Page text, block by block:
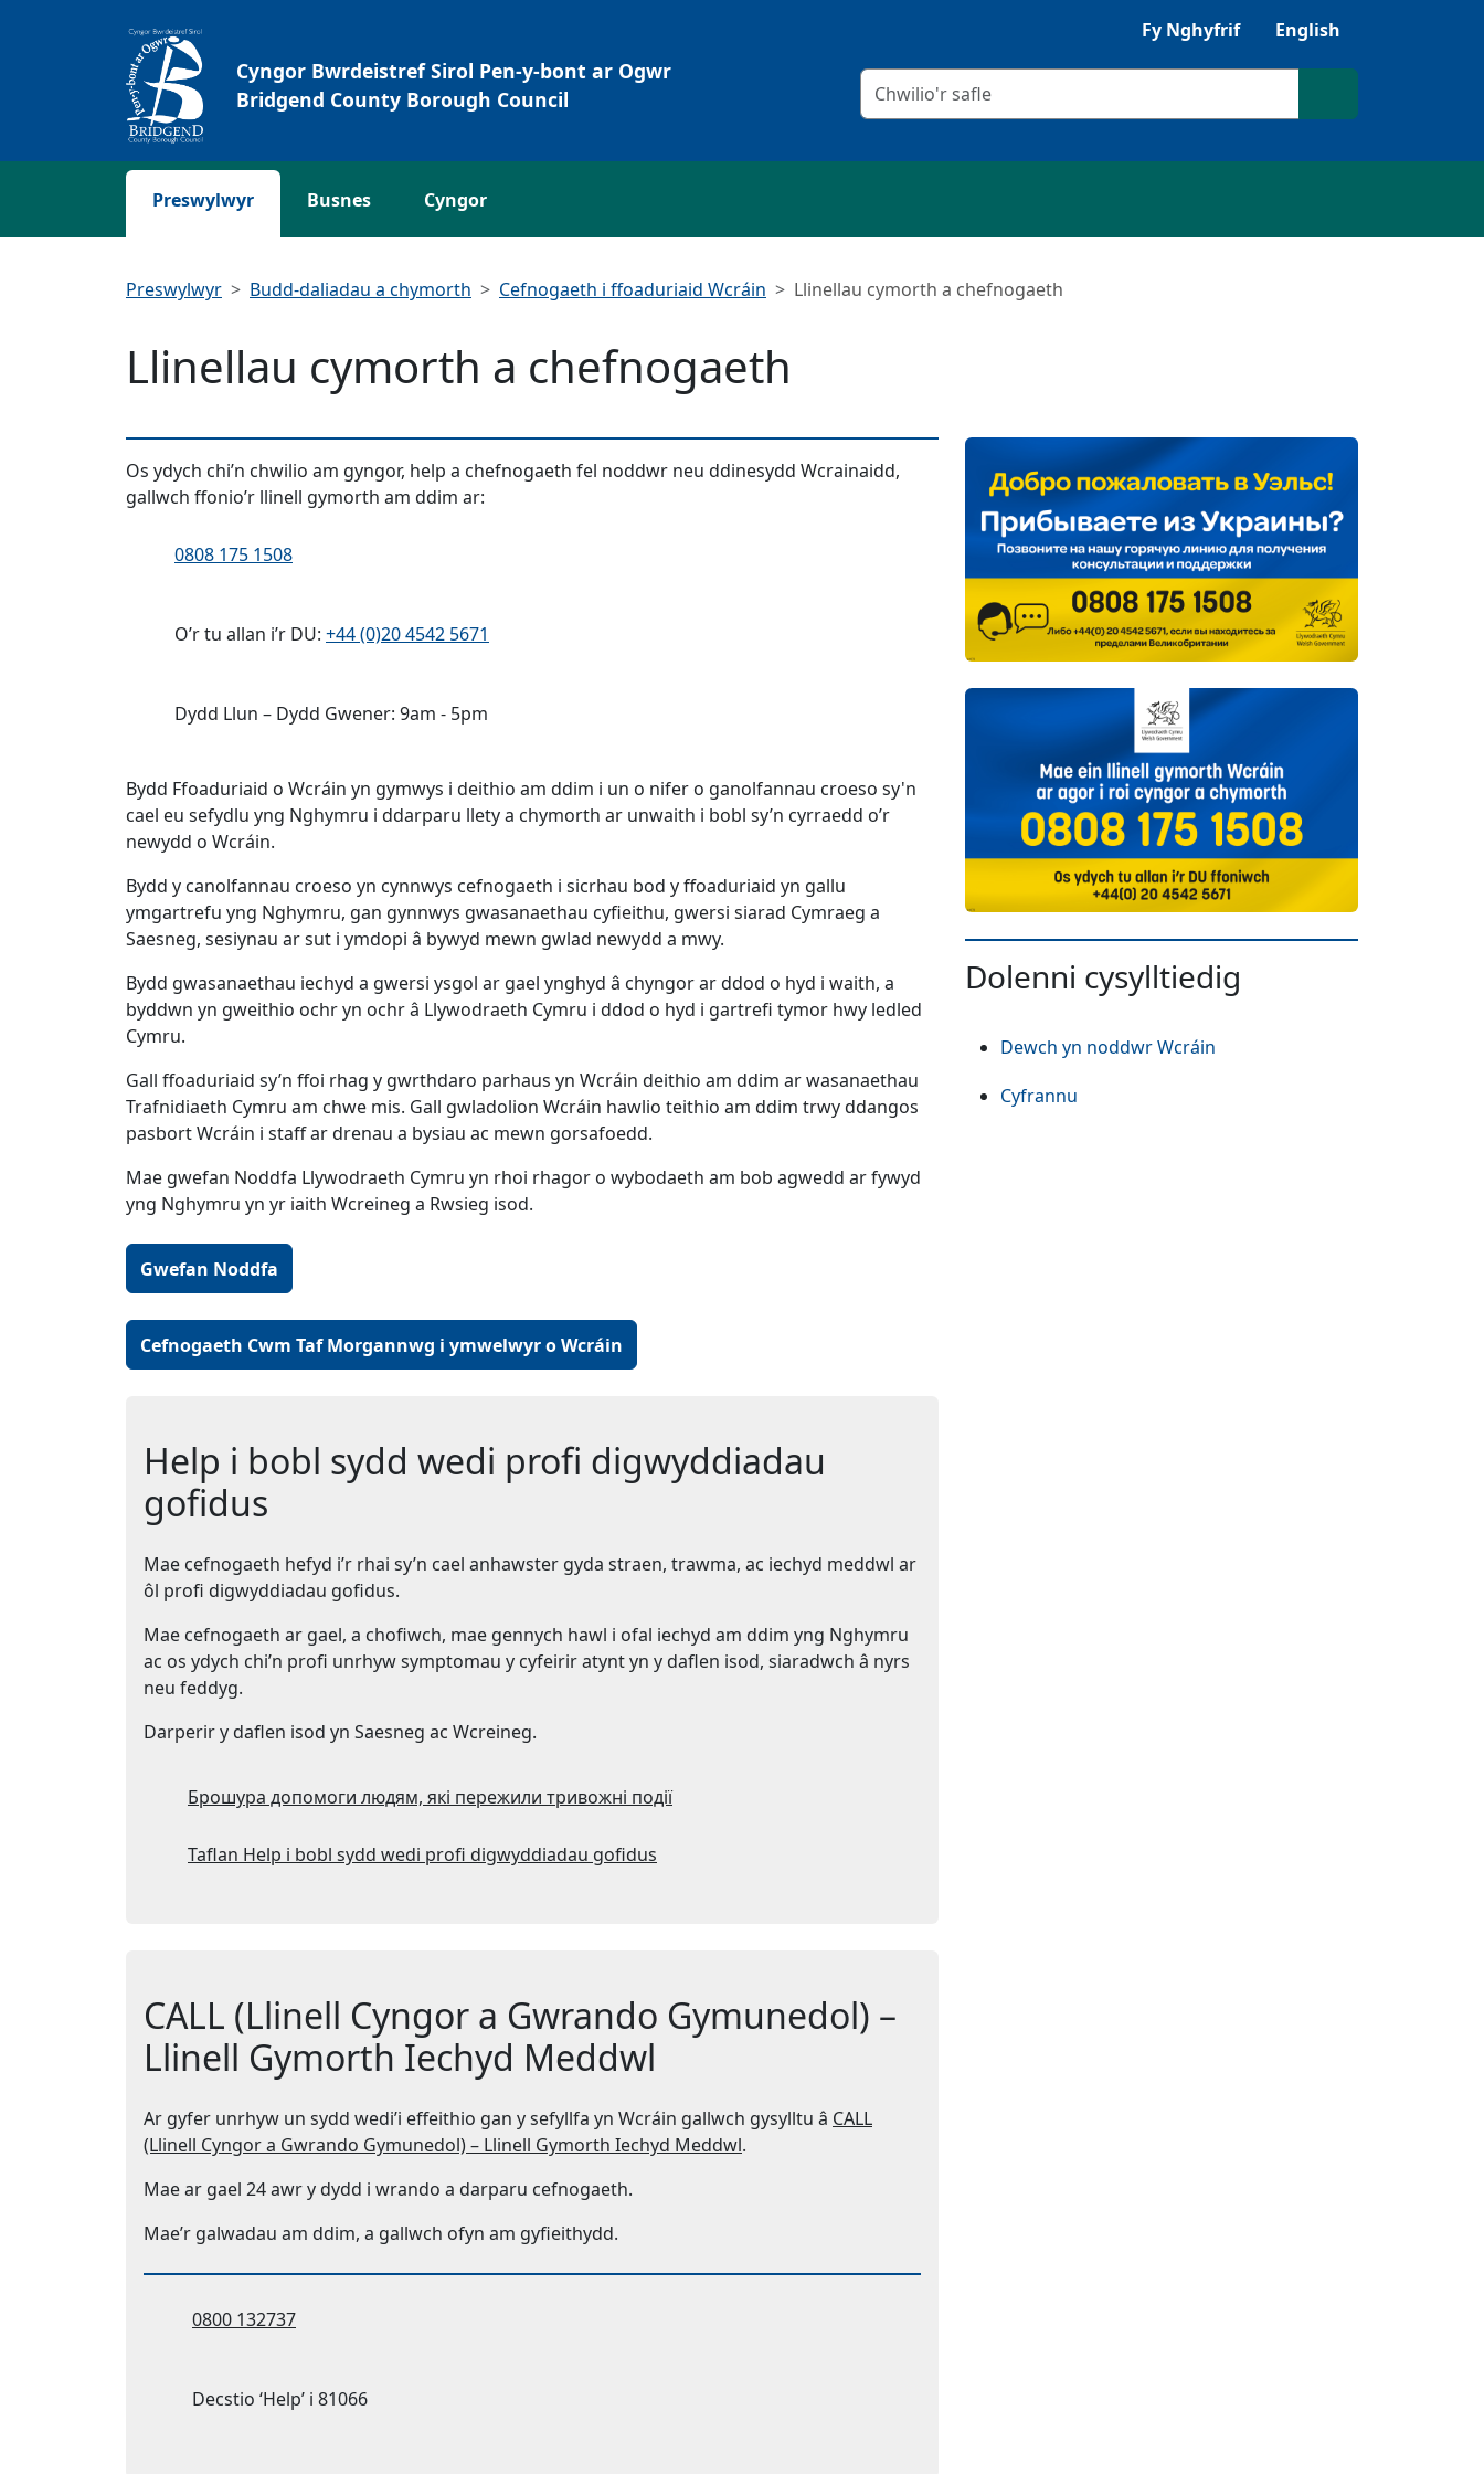
Gwrandewch gyda Browsealoud
Fy Nghyfrif English
Cyngor Bwrdeistref Sirol Pen-y-bont ar Ogwr
Bridgend County Borough Council
Meini prawf chwilio
Chwilio'r safle
Preswylwyr Busnes Cyngor
Preswylwyr Budd-daliadau a chymorth Cefnogaeth i ffoaduriaid Wcráin Llinellau cymorth a chefnogaeth
Llinellau cymorth a chefnogaeth
Os ydych chi’n chwilio am gyngor, help a chefnogaeth fel noddwr neu ddinesydd Wcrainaidd,
gallwch ffonio’r llinell gymorth am ddim ar:
Ffôn:
0808 175 1508
Ffôn:
O’r tu allan i’r DU: +44 (0)20 4542 5671
Oriau Agor 1:
Dydd Llun – Dydd Gwener: 9am - 5pm
Bydd Ffoaduriaid o Wcráin yn gymwys i deithio am ddim i un o nifer o ganolfannau croeso sy'n
cael eu sefydlu yng Nghymru i ddarparu llety a chymorth ar unwaith i bobl sy’n cyrraedd o’r
newydd o Wcráin.
Bydd y canolfannau croeso yn cynnwys cefnogaeth i sicrhau bod y ffoaduriaid yn gallu
ymgartrefu yng Nghymru, gan gynnwys gwasanaethau cyfieithu, gwersi siarad Cymraeg a
Saesneg, sesiynau ar sut i ymdopi â bywyd mewn gwlad newydd a mwy.
Bydd gwasanaethau iechyd a gwersi ysgol ar gael ynghyd â chyngor ar ddod o hyd i waith, a
byddwn yn gweithio ochr yn ochr â Llywodraeth Cymru i ddod o hyd i gartrefi tymor hwy ledled
Cymru.
Gall ffoaduriaid sy’n ffoi rhag y gwrthdaro parhaus yn Wcráin deithio am ddim ar wasanaethau
Trafnidiaeth Cymru am chwe mis. Gall gwladolion Wcráin hawlio teithio am ddim trwy ddangos
pasbort Wcráin i staff ar drenau a bysiau ac mewn gorsafoedd.
Mae gwefan Noddfa Llywodraeth Cymru yn rhoi rhagor o wybodaeth am bob agwedd ar fywyd
yng Nghymru yn yr iaith Wcreineg a Rwsieg isod.
Gwefan Noddfa
Cefnogaeth Cwm Taf Morgannwg i ymwelwyr o Wcráin
Help i bobl sydd wedi profi digwyddiadau
gofidus
Mae cefnogaeth hefyd i’r rhai sy’n cael anhawster gyda straen, trawma, ac iechyd meddwl ar
ôl profi digwyddiadau gofidus.
Mae cefnogaeth ar gael, a chofiwch, mae gennych hawl i ofal iechyd am ddim yng Nghymru
ac os ydych chi’n profi unrhyw symptomau y cyfeirir atynt yn y daflen isod, siaradwch â nyrs
neu feddyg.
Darperir y daflen isod yn Saesneg ac Wcreineg.
Брошура допомоги людям, які пережили тривожні події
Taflan Help i bobl sydd wedi profi digwyddiadau gofidus
CALL (Llinell Cyngor a Gwrando Gymunedol) –
Llinell Gymorth Iechyd Meddwl
Ar gyfer unrhyw un sydd wedi’i effeithio gan y sefyllfa yn Wcráin gallwch gysylltu â CALL
(Llinell Cyngor a Gwrando Gymunedol) – Llinell Gymorth Iechyd Meddwl(Yn agor mewn tab neu ffenest newydd)
.
Mae ar gael 24 awr y dydd i wrando a darparu cefnogaeth.
Mae’r galwadau am ddim, a gallwch ofyn am gyfieithydd.
Ffôn:
0800 132737
Cyfnewid testun:
Decstio ‘Help’ i 81066
Dolenni cysylltiedig
Dewch yn noddwr Wcráin
Cyfrannu